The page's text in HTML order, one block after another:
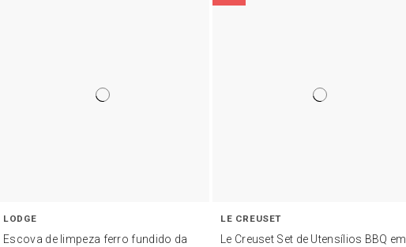
LODGE
Escova de limpeza ferro fundido da
LE CREUSET
Le Creuset Set de Utensílios BBQ em